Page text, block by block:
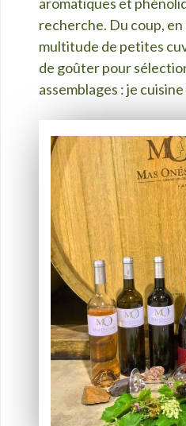
recherche. Du coup, en
multitude de petites
de goûter pour
assemblages : je cuisine